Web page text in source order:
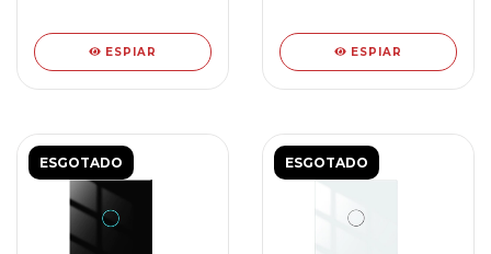
ESPIAR ESPIAR
ESGOTADO ESGOTADO